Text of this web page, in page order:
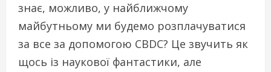
знає, можливо, у найближчому
майбутньому ми будемо розплачуватися
за все за допомогою CBDC? Це звучить як
щось із наукової фантастики, але